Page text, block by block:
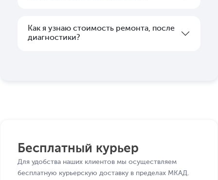
Как я узнаю стоимость ремонта, после
диагностики?
Бесплатный курьер
Для удобства наших клиентов мы осуществляем
бесплатную курьерскую доставку в пределах МКАД.